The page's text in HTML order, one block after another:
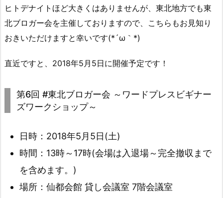
ヒトデナイトほど大きくはありませんが、東北地方でも東
北ブロガー会を主催しておりますので、こちらもお見知り
おきいただけますと幸いです(*´ω｀*)
直近ですと、2018年5月5日に開催予定です！
第6回 #東北ブロガー会 ～ワードプレスビギナー
ズワークショップ～
日時：2018年5月5日(土)
時間：13時～17時(会場は入退場～完全撤収まで
を含めます。)
場所：仙都会館 貸し会議室 7階会議室